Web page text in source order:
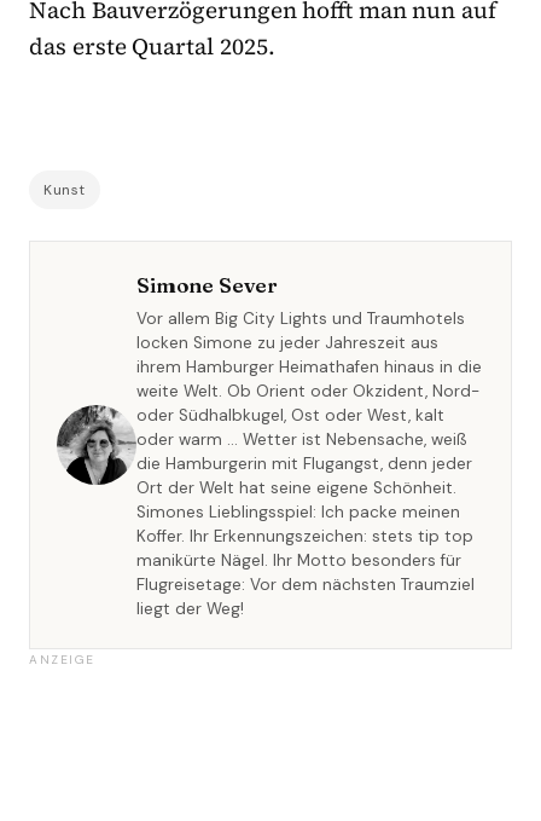
Nach Bauverzögerungen hofft man nun auf
das erste Quartal 2025.
Kunst
Simone Sever
Vor allem Big City Lights und Traumhotels
locken Simone zu jeder Jahreszeit aus
ihrem Hamburger Heimathafen hinaus in die
weite Welt. Ob Orient oder Okzident, Nord-
oder Südhalbkugel, Ost oder West, kalt
oder warm … Wetter ist Nebensache, weiß
die Hamburgerin mit Flugangst, denn jeder
Ort der Welt hat seine eigene Schönheit.
Simones Lieblingsspiel: Ich packe meinen
Koffer. Ihr Erkennungszeichen: stets tip top
manikürte Nägel. Ihr Motto besonders für
Flugreisetage: Vor dem nächsten Traumziel
liegt der Weg!
ANZEIGE